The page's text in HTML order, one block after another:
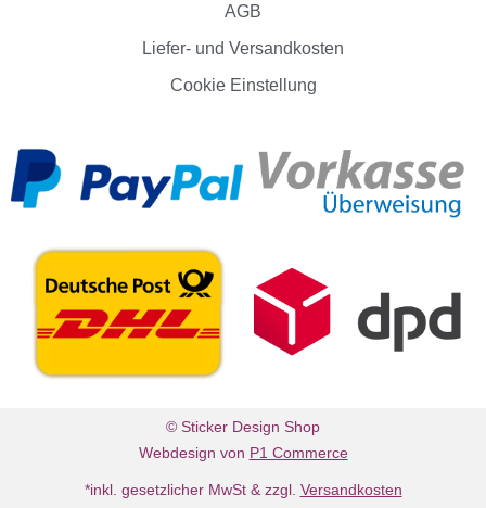
AGB
Liefer- und Versandkosten
Cookie Einstellung
© Sticker Design Shop
Webdesign von P1 Commerce
*inkl. gesetzlicher MwSt & zzgl. Versandkosten